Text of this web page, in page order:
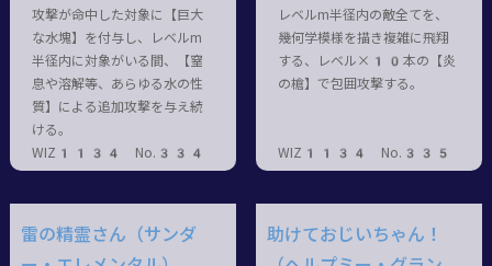
攻撃が命中した対象に【巨大
な水塊】を付与し、レベルm
半径内に対象がいる間、【窒
息や溶解等、あらゆる水の性
質】による追加攻撃を与え続
ける。
WIZ1134 No.334
レベルm半径内の敵全てを、
幾何学模様を描き複雑に飛翔
する、レベル×10本の【炎
の槍】で包囲攻撃する。
WIZ1134 No.335
雷の精霊さん（サンダ
助けておじいちゃん！